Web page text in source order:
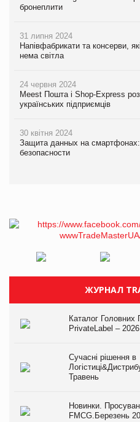
бронеплити
31 липня 2024
Напівфабрикати та консерви,
нема світла
24 червня 2024
Meest Пошта і Shop-Express
українських підприємців
30 квітня 2024
Защита данных на
безопасности
ЖУРНАЛ
Каталог Головних
PrivateLabel – 2026
Сучасні рішення в
Травень
Новинки.
FMCG.Березень